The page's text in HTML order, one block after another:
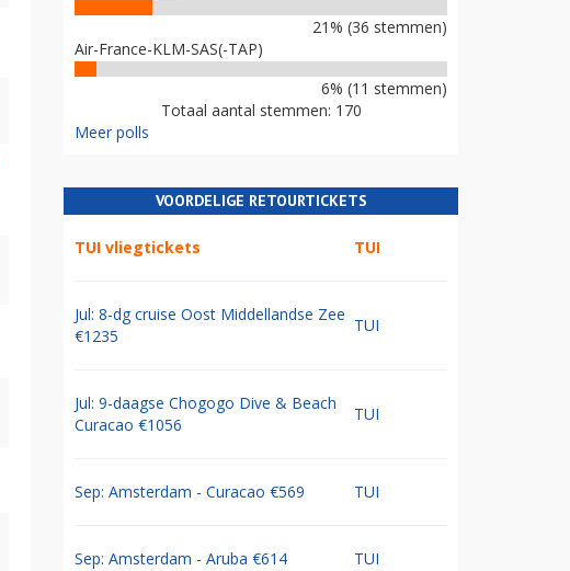
21% (36 stemmen)
Air-France-KLM-SAS(-TAP)
6% (11 stemmen)
Totaal aantal stemmen: 170
Meer polls
VOORDELIGE RETOURTICKETS
TUI vliegtickets TUI
Jul: 8-dg cruise Oost Middellandse Zee
€1235
TUI
Jul: 9-daagse Chogogo Dive & Beach
Curacao €1056
TUI
Sep: Amsterdam - Curacao €569 TUI
Sep: Amsterdam - Aruba €614 TUI